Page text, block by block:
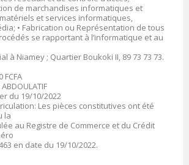
de marchandises informatiques et
et services informatiques,
• Fabrication ou Représentation de tous
se rapportant à l’informatique et au
à Niamey ; Quartier Boukoki II, 89 73 73 73.
FCFA
du 19/10/2022
Les pièces constitutives ont été
la
au Registre de Commerce et du Crédit
en date du 19/10/2022.